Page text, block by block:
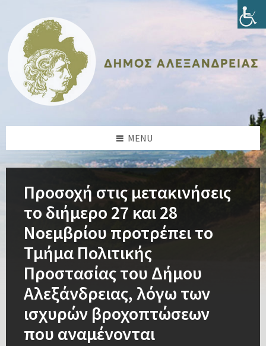
content
sidebar
sidebar
footer
MENU
Προσοχή στις μετακινήσεις
το διήμερο 27 και 28
Νοεμβρίου προτρέπει το
Τμήμα Πολιτικής
Προστασίας του Δήμου
Αλεξάνδρειας, λόγω των
ισχυρών βροχοπτώσεων
που αναμένονται